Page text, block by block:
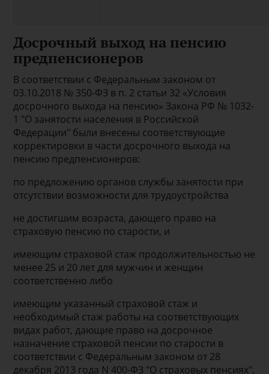
Досрочный выход на пенсию
предпенсионеров
В соответствии с Федеральным законом от
03.10.2018 № 350-ФЗ в п. 2 статьи 32 «Условия
досрочного выхода на пенсию» Закона РФ № 1032-
1 "О занятости населения в Российской
Федерации" были внесены соответствующие
корректировки в части досрочного выхода на
пенсию предпенсионеров:
по предложению органов службы занятости при
отсутствии возможности для трудоустройства
не достигшим возраста, дающего право на
страховую пенсию по старости, и
имеющим страховой стаж продолжительностью не
менее 25 и 20 лет для мужчин и женщин
соответственно либо
имеющим указанный страховой стаж и
необходимый стаж работы на соответствующих
видах работ, дающие право на досрочное
назначение страховой пенсии по старости в
соответствии с Федеральным законом от 28
декабря 2013 года N 400-ФЗ "О страховых пенсиях",